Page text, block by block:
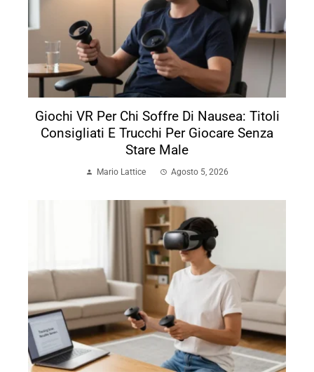
Giochi VR Per Chi Soffre Di Nausea: Titoli
Consigliati E Trucchi Per Giocare Senza
Stare Male
Mario Lattice Agosto 5, 2026